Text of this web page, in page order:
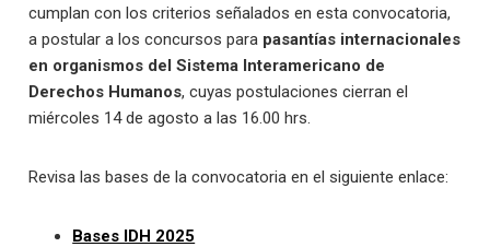
cumplan con los criterios señalados en esta convocatoria,
a postular a los concursos para pasantías internacionales
en organismos del Sistema Interamericano de
Derechos Humanos, cuyas postulaciones cierran el
miércoles 14 de agosto a las 16.00 hrs.
Revisa las bases de la convocatoria en el siguiente enlace:
Bases IDH 2025